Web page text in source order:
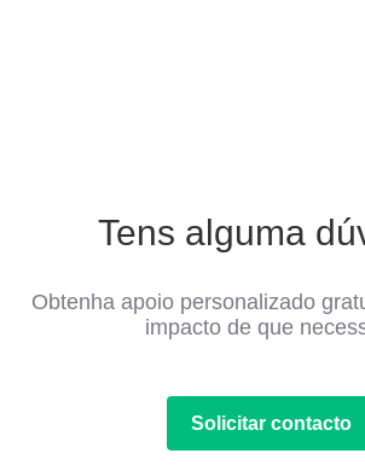
Tens alguma
Obtenha apoio personalizado
impacto de que
Solicitar contacto